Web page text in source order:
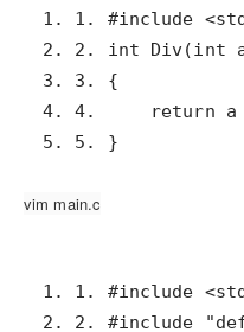
5. 5. }
vim main.c